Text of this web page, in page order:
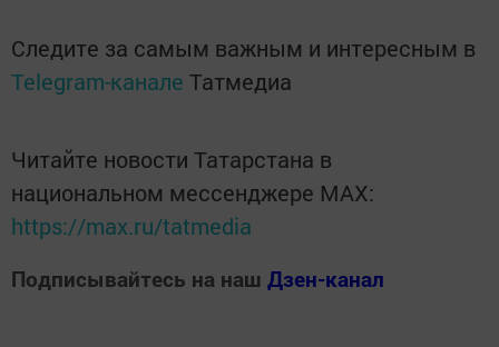
Следите за самым важным и интересным в
Telegram-канале Татмедиа
Читайте новости Татарстана в
национальном мессенджере MАХ:
https://max.ru/tatmedia
Подписывайтесь на наш Дзен-канал